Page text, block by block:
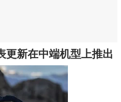
新在中端机型上推出